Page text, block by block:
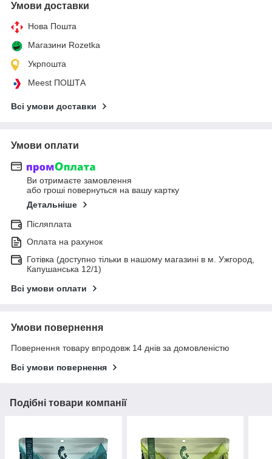
Умови доставки
Нова Пошта
Магазини Rozetka
Укрпошта
Meest ПОШТА
Всі умови доставки
Умови оплати
Ви отримаєте замовлення
або гроші повернуться на вашу картку
Детальніше
Післяплата
Оплата на рахунок
Готівка (доступно тільки в нашому магазині в м. Ужгород,
Капушанська 12/1)
Всі умови оплати
Умови повернення
Повернення товару впродовж 14 днів за домовленістю
Всі умови повернення
Подібні товари компанії